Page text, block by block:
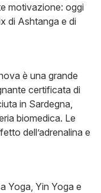
motivazione: oggi
di Ashtanga e di
è una grande
certificata di
in Sardegna,
biomedica. Le
dell’adrenalina e
Yoga, Yin Yoga e